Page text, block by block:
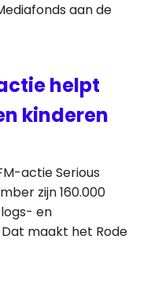
aan de
helpt
kinderen
actie Serious
zijn 160.000
en
maakt het Rode